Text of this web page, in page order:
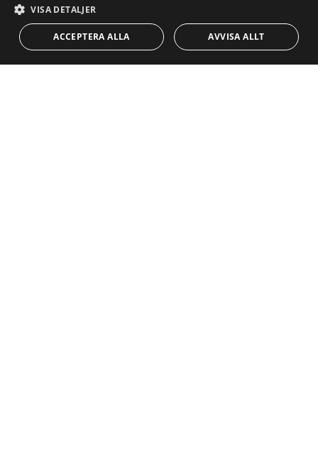
Guider
Team
Blogg
Frontline Beach
KONTAKT
NORWEGIAN
VISA DETALJER
ACCEPTERA ALLA AVVISA ALLT